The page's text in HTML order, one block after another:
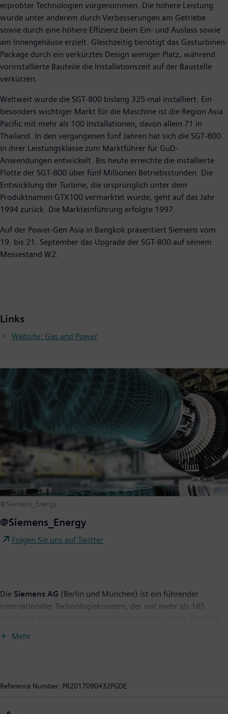
erprobter Technologien vorgenommen. Die höhere Leistung
wurde unter anderem durch Verbesserungen am Getriebe
sowie durch eine höhere Effizienz beim Ein- und Auslass sowie
am Innengehäuse erzielt. Gleichzeitig benötigt das Gasturbinen-
Package durch ein verkürztes Design weniger Platz, während
vorinstallierte Bauteile die Installationszeit auf der Baustelle
verkürzen.
Weltweit wurde die SGT-800 bislang 325-mal installiert. Ein
besonders wichtiger Markt für die Maschine ist die Region Asia
Pacific mit mehr als 100 Installationen, davon allein 71 in
Thailand. In den vergangenen fünf Jahren hat sich die SGT-800
in ihrer Leistungsklasse zum Marktführer für GuD-
Anwendungen entwickelt. Bis heute erreichte die installierte
Flotte der SGT-800 über fünf Millionen Betriebsstunden. Die
Entwicklung der Turbine, die ursprünglich unter dem
Produktnamen GTX100 vermarktet wurde, geht auf das Jahr
1994 zurück. Die Markteinführung erfolgte 1997.
Auf der Power-Gen Asia in Bangkok präsentiert Siemens vom
19. bis 21. September das Upgrade der SGT-800 auf seinem
Messestand W2.
Links
Website: Gas and Power
@Siemens_Energy
@Siemens_Energy
Folgen Sie uns auf Twitter
Die Siemens AG (Berlin und München) ist ein führender
internationaler Technologiekonzern, der seit mehr als 165
Zuverlässigkeit und Internationalität steht. Das Unternehmen
Technologien. Das Unternehmen ist einer der führenden
Mehr
Reference Number: PR2017090432PGDE